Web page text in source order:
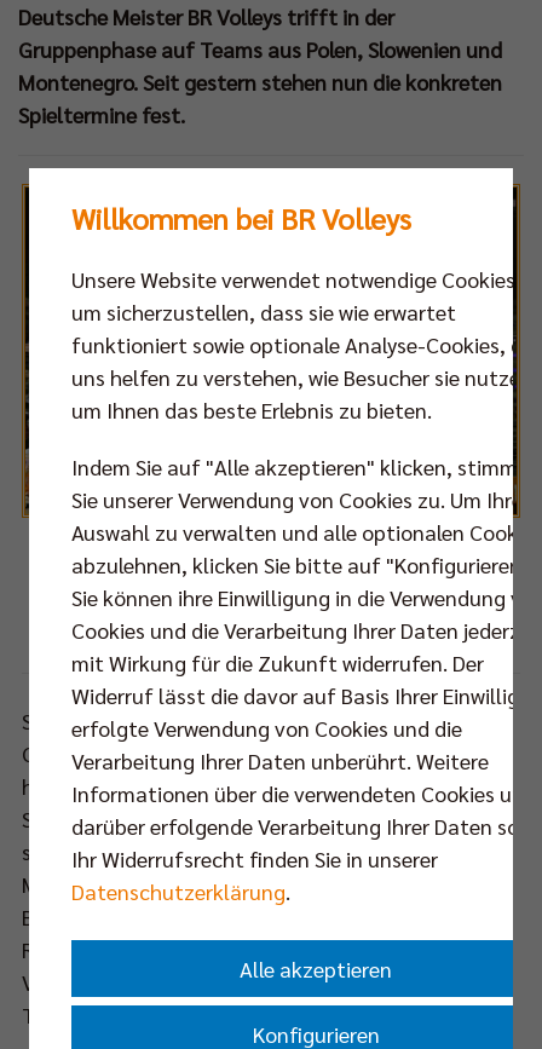
Deutsche Meister BR Volleys trifft in der
Gruppenphase auf Teams aus Polen, Slowenien und
Montenegro. Seit gestern stehen nun die konkreten
Spieltermine fest.
Der Berliner Volleyballfans dürfen sich in der CEV Champions League auf
spektakuläre Heimspiele freuen.
Foto: Eckhard Herfet
Sechsmal müssen die BR Volleys in der
Gruppenphase antreten, dreimal davon vor
heimischer Kulisse im „Volleyballtempel“ Max-
Schmeling Halle. Um die Play-Offs zu erreichen und
sich somit einen Platz unter den 12 besten
Mannschaften Europas zu sichern, müssen sich die
Berliner gegen das polnische Spitzenteam Asseco
Resovia Rzeszow, den slowenischen Champion Ach
Volley Ljubljana und den montenegrinischen
Titelträger Budvanska Rivijera Budva durchsetzen.
Willkommen bei BR Volleys
Unsere Website verwendet notwendige Cookies,
um sicherzustellen, dass sie wie erwartet
funktioniert sowie optionale Analyse-Cookies, die
uns helfen zu verstehen, wie Besucher sie nutzen,
um Ihnen das beste Erlebnis zu bieten.
Indem Sie auf "Alle akzeptieren" klicken, stimmen
Sie unserer Verwendung von Cookies zu. Um Ihre
Auswahl zu verwalten und alle optionalen Cookies
abzulehnen, klicken Sie bitte auf "Konfigurieren".
Sie können ihre Einwilligung in die Verwendung
Cookies und die Verarbeitung Ihrer Daten
mit Wirkung für die Zukunft widerrufen. Der
Widerruf lässt die davor auf Basis Ihrer
erfolgte Verwendung von Cookies und die
Verarbeitung Ihrer Daten unberührt. Weitere
Informationen über die verwendeten Cookies und
darüber erfolgende Verarbeitung Ihrer Daten
Ihr Widerrufsrecht finden Sie in unserer
Datenschutzerklärung
Alle akzeptieren
Konfigurieren